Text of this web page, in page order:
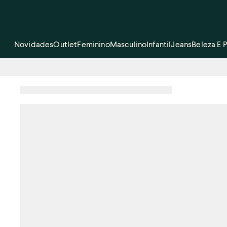
NovidadesOutletFemininoMasculinoInfantilJeansBeleza E